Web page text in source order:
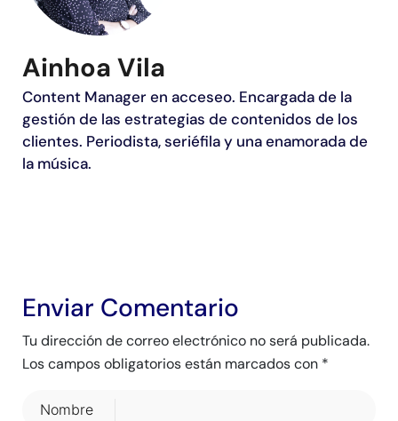
Ainhoa Vila
Content Manager en acceseo. Encargada de la
gestión de las estrategias de contenidos de los
clientes. Periodista, seriéfila y una enamorada de
la música.
Enviar Comentario
Tu dirección de correo electrónico no será publicada.
Los campos obligatorios están marcados con *
Nombre